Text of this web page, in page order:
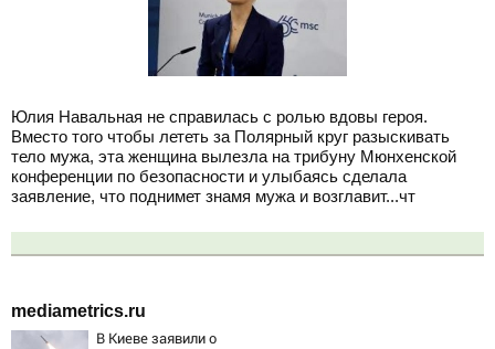
Юлия Навальная не справилась с ролью вдовы героя.
Вместо того чтобы лететь за Полярный круг разыскивать
тело мужа, эта женщина вылезла на трибуну Мюнхенской
конференции по безопасности и улыбаясь сделала
заявление, что поднимет знамя мужа и возглавит...чт
mediametrics.ru
В Киеве заявили о